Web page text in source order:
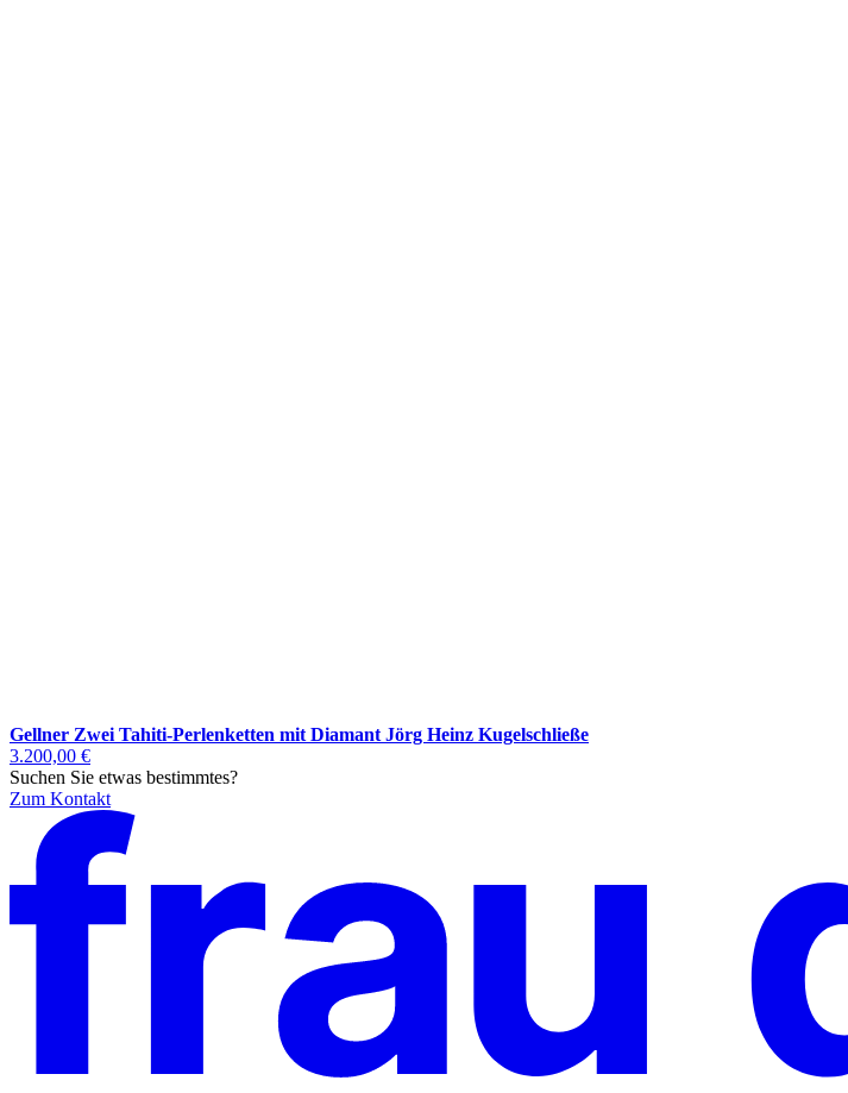
Gellner Zwei Tahiti-Perlenketten mit Diamant Jörg Heinz Kugelschließe
3.200,00 €
Suchen Sie etwas bestimmtes?
Zum Kontakt